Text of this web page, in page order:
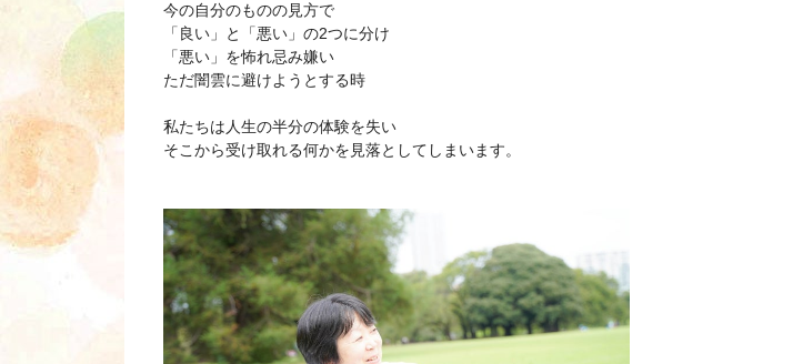
今の自分のものの見方で
「良い」と「悪い」の2つに分け
「悪い」を怖れ忌み嫌い
ただ闇雲に避けようとする時
私たちは人生の半分の体験を失い
そこから受け取れる何かを見落としてしまいます。